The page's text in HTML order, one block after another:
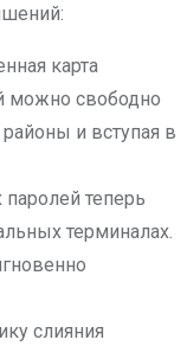
карта
можно свободно
и вступая в
теперь
терминалах.
слияния